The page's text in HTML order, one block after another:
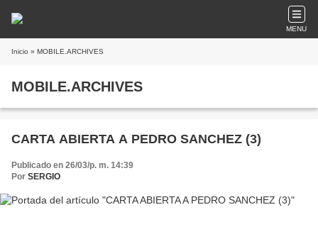
MENU
Inicio » MOBILE.ARCHIVES
MOBILE.ARCHIVES
CARTA ABIERTA A PEDRO SANCHEZ (3)
Publicado en 26/03/p. m. 14:39
Por SERGIO